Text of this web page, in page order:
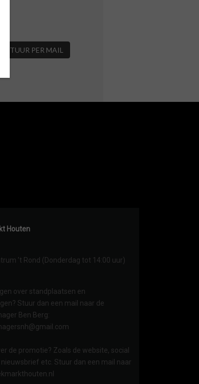
PER MAIL
Houten
’t Rond (Donderdag tot 14:00 uur)
over standplaatsen en
Stuur dan een mail naar de
Ben Berg:
de promotie? Zoals de website, social
etc. Stuur dan een mail naar